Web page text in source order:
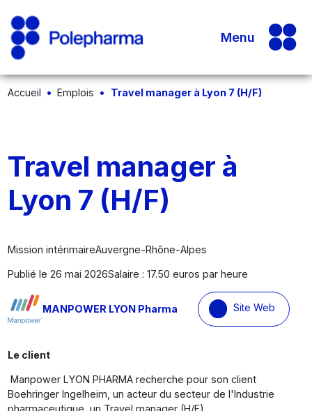
Menu
Accueil Emplois Travel manager à Lyon 7 (H/F)
Travel manager à
Lyon 7 (H/F)
Mission intérimaireAuvergne-Rhône-Alpes
Publié le 26 mai 2026Salaire : 17.50 euros par heure
MANPOWER LYON Pharma Site Web
Le client
Manpower LYON PHARMA recherche pour son client
Boehringer Ingelheim, un acteur du secteur de l'Industrie
pharmaceutique, un Travel manager (H/F)